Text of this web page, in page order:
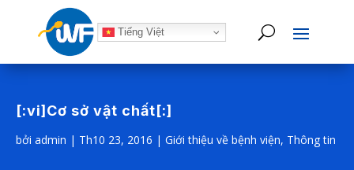
Tiếng Việt
[:vi]Cơ sở vật chất[:]
bởi admin | Th10 23, 2016 | Giới thiệu về bệnh viện, Thông tin